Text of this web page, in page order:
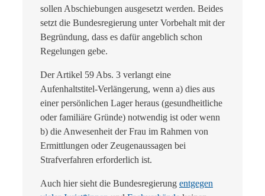
sollen Abschiebungen ausgesetzt werden. Beides
setzt die Bundesregierung unter Vorbehalt mit der
Begründung, dass es dafür angeblich schon
Regelungen gebe.
Der Artikel 59 Abs. 3 verlangt eine
Aufenhaltstitel-Verlängerung, wenn a) dies aus
einer persönlichen Lager heraus (gesundheitliche
oder familiäre Gründe) notwendig ist oder wenn
b) die Anwesenheit der Frau im Rahmen von
Ermittlungen oder Zeugenaussagen bei
Strafverfahren erforderlich ist.
Auch hier sieht die Bundesregierung entgegen